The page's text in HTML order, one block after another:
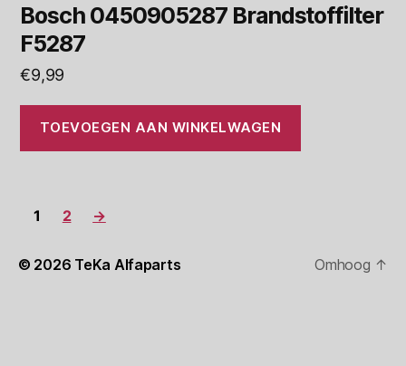
Bosch 0450905287 Brandstoffilter
F5287
€9,99
TOEVOEGEN AAN WINKELWAGEN
1 2 →
© 2026 TeKa Alfaparts Omhoog ↑